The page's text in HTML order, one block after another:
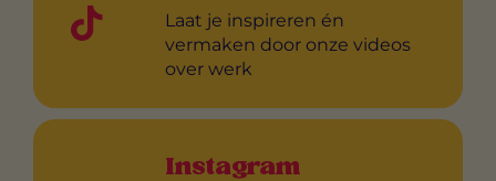
Laat je inspireren én
vermaken door onze videos
over werk
Instagram